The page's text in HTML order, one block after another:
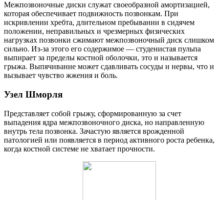
Межпозвоночные диски служат своеобразной амортизацией,
которая обеспечивает подвижность позвонкам. При
искривлении хребта, длительном пребывании в сидячем
положении, неправильных и чрезмерных физических
нагрузках позвонки сжимают межпозвоночный диск слишком
сильно. Из-за этого его содержимое — студенистая пульпа
выпирает за пределы костной оболочки, это и называется
грыжа. Выпячивание может сдавливать сосуды и нервы, что и
вызывает чувство жжения и боль.
Узел Шморля
Представляет собой грыжу, сформированную за счет
выпадения ядра межпозвоночного диска, но направленную
внутрь тела позвонка. Зачастую является врожденной
патологией или появляется в период активного роста ребенка,
когда костной системе не хватает прочности.